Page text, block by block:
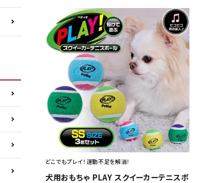
どこでもプレイ！運動不足を解消！
犬用おもちゃ PLAY スクイーカーテニスボ